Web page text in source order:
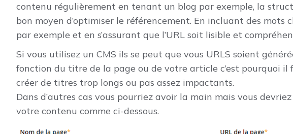
contenu régulièrement en tenant un blog par exemple, la
bon moyen d’optimiser le référencement. En incluant des mots
par exemple et en s’assurant que l’URL soit lisible et
Si vous utilisez un CMS ils se peut que vous URLS soient
fonction du titre de la page ou de votre article c’est pourquoi
créer de titres trop longs ou pas assez impactants.
Dans d’autres cas vous pourriez avoir la main mais vous
votre contenu comme ci-dessous.